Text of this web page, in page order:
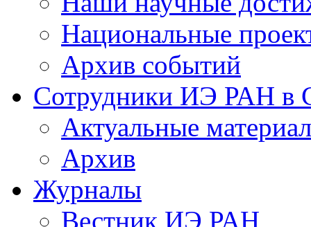
Национальные
Архив событий
Сотрудники ИЭ РАН
Актуальные
Архив
Журналы
Вестник ИЭ РАН